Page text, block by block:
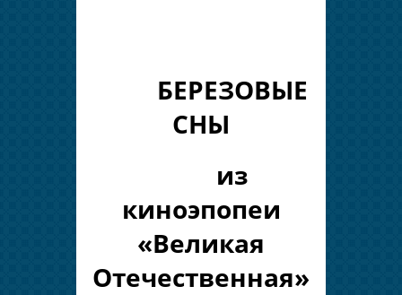
БЕРЕЗОВЫЕ
СНЫ
из
киноэпопеи
«Великая
Отечественная»